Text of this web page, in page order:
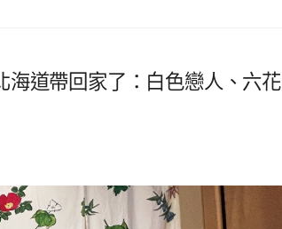
海道帶回家了：白色戀人、六花